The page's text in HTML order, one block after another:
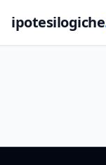
ipotesilogiche